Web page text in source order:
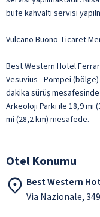
büfe kahvaltı servisi
Vulcano Buono Ticaret
Best Western Hotel
Vesuvius - Pompei
dakika sürüş
Arkeoloji Parkı ile 18,9 mi
mi (28,2 km) mesafede.
Otel Konumu
Best Western
Via Nazionale,